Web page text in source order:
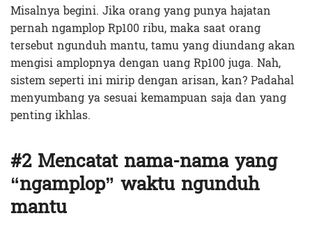
Misalnya begini. Jika orang yang punya hajatan
pernah ngamplop Rp100 ribu, maka saat orang
tersebut ngunduh mantu, tamu yang diundang akan
mengisi amplopnya dengan uang Rp100 juga. Nah,
sistem seperti ini mirip dengan arisan, kan? Padahal
menyumbang ya sesuai kemampuan saja dan yang
penting ikhlas.
#2 Mencatat nama-nama yang
“ngamplop” waktu ngunduh
mantu